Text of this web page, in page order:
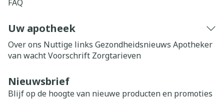
FAQ
Uw apotheek
Over ons Nuttige links Gezondheidsnieuws Apotheker
van wachtVoorschrift Zorgtarieven
Nieuwsbrief
Blijf op de hoogte van nieuwe producten en promoties